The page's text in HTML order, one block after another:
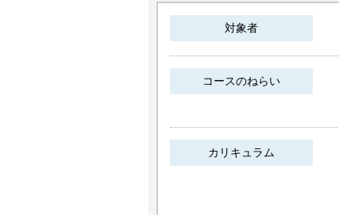
対象者
コースのねらい
カリキュラム